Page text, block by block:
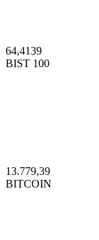
64,4139
BIST 100
13.779,39
BITCOIN